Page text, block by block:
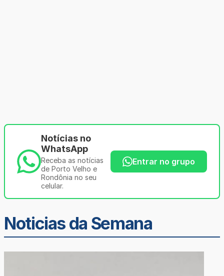
Notícias no
WhatsApp
Receba as notícias
de Porto Velho e
Rondônia no seu
celular.
Entrar no grupo
Noticias da Semana